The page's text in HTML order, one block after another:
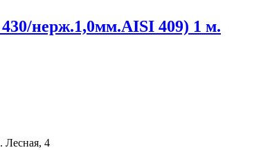
нерж.1,0мм.AISI 409) 1 м.
Лесная, 4